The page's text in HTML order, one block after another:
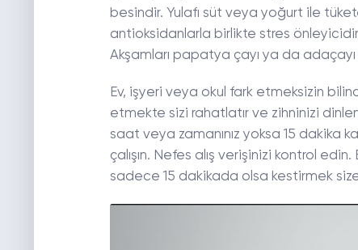
besindir. Yulafı süt veya yoğurt ile
antioksidanlarla birlikte stres
Akşamları papatya çayı ya da
Ev, işyeri veya okul fark etmeksizin
etmekte sizi rahatlatır ve zihninizi
saat veya zamanınız yoksa 15 dakika
çalışın. Nefes alış verişinizi kontrol
sadece 15 dakikada olsa kestirmek